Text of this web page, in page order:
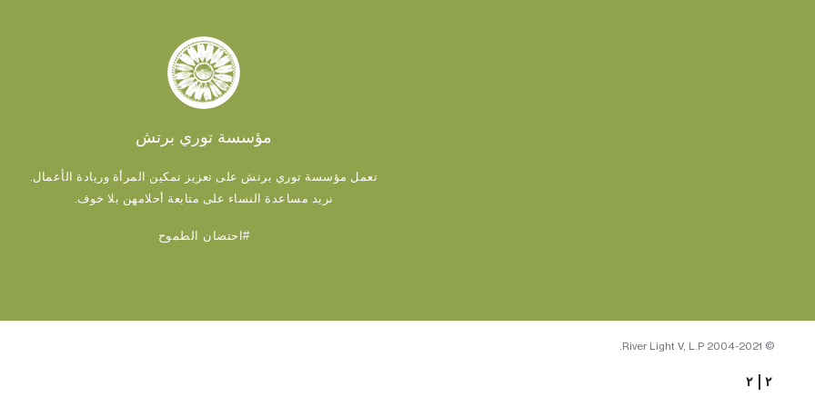
٢| ٢
مؤسسة توري برتش
تعمل مؤسسة توري برتش على تعزيز تمكين المرأة وريادة الأعمال.
نريد مساعدة النساء على متابعة أحلامهن بلا خوف.
#احتضان الطموح
© 2004-2021 River Light V, L.P.